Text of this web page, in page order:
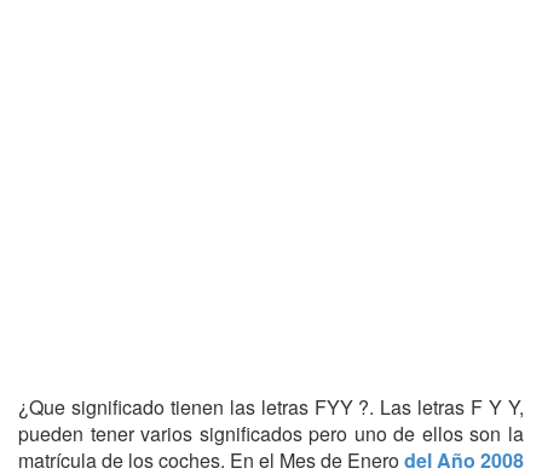
¿Que significado tienen las letras FYY ?. Las letras F Y Y,
pueden tener varios significados pero uno de ellos son la
matrícula de los coches. En el Mes de Enerodel Año 2008